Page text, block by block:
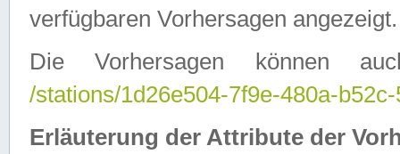
verfügbaren Vorhersagen angezeigt.
Die Vorhersagen können
/stations/1d26e504-7f9e-480a-
Erläuterung der Attribute der